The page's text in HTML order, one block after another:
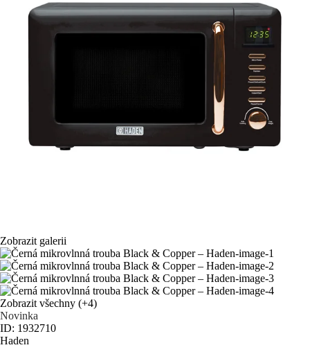
Zobrazit galerii
Zobrazit všechny (+4)
Novinka
ID: 1932710
Haden